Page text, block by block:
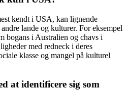
kendt i USA, kan lignende
lande og kulturer. For eksempel
bogans i Australien og chavs i
med redneck i deres
klasse og mangel på kulturel
at identificere sig som